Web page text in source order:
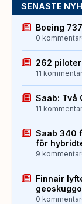
SENASTE
Boeing
0
262
11
Saab: Två
11
Saab 340
för
9
Finnair
0